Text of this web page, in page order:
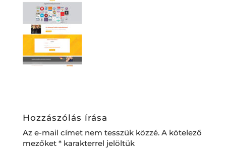
Hozzászólás írása
Az e-mail címet nem tesszük közzé. A kötelező
mezőket *karakterrel jelöltük